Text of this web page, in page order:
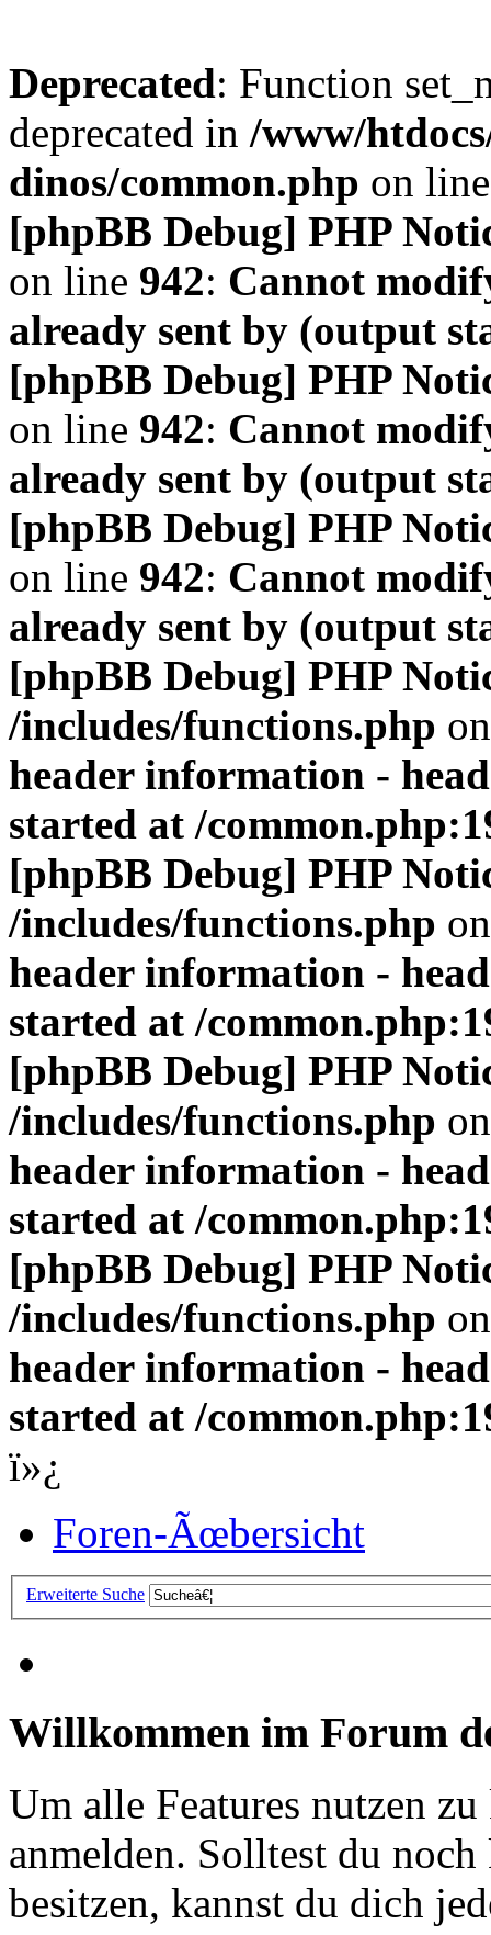
Deprecated: Function
deprecated in /www/
dinos/common.php on
[phpBB Debug] PHP
on line 942: Cannot
already sent by (output
[phpBB Debug] PHP
on line 942: Cannot
already sent by (output
[phpBB Debug] PHP
on line 942: Cannot
already sent by (output
[phpBB Debug] PHP
/includes/functions.php
header information -
started at /
[phpBB Debug] PHP
/includes/functions.php
header information -
started at /
[phpBB Debug] PHP
/includes/functions.php
header information -
started at /
[phpBB Debug] PHP
/includes/functions.php
header information -
started at /
ï»¿
Foren-Ãœbersicht
Erweiterte Suche
Willkommen im Forum
Um alle Features nutzen
anmelden. Solltest du
besitzen, kannst du dich